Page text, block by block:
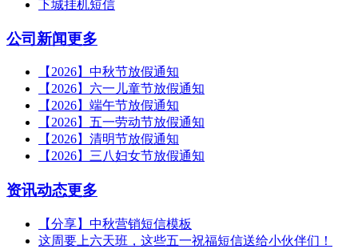
下城挂机短信
公司新闻更多
【2026】中秋节放假通知
【2026】六一儿童节放假通知
【2026】端午节放假通知
【2026】五一劳动节放假通知
【2026】清明节放假通知
【2026】三八妇女节放假通知
资讯动态更多
【分享】中秋营销短信模板
这周要上六天班，这些五一祝福短信送给小伙伴们！